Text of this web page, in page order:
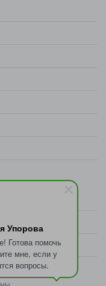
Упорова
Готова помочь
мне, если у
вопросы.